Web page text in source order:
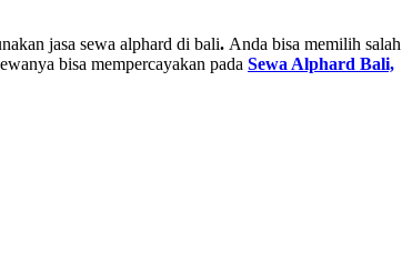
jasa sewa alphard di bali. Anda bisa memilih salah
bisa mempercayakan pada Sewa Alphard Bali,